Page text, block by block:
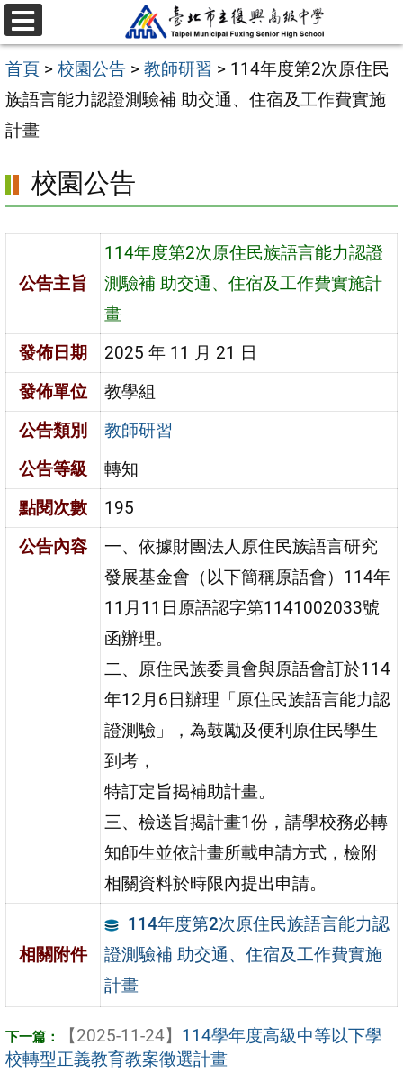
跳
至
主
要
內
區
選
單
首頁 > 校園公告 > 教師研習 > 114年度第2次原住民
族語言能力認證測驗補 助交通、住宿及工作費實施
計畫
校園公告
公告主旨
114年度第2次原住民族語言能力認證
測驗補 助交通、住宿及工作費實施計
畫
發佈日期
2025 年 11 月 21 日
發佈單位
教學組
公告類別
教師研習
公告等級
轉知
點閱次數
195
公告內容
一、依據財團法人原住民族語言研究
發展基金會（以下簡稱原語會）114年
11月11日原語認字第1141002033號
函辦理。
二、原住民族委員會與原語會訂於114
年12月6日辦理「原住民族語言能力認
證測驗」，為鼓勵及便利原住民學生
到考，
特訂定旨揭補助計畫。
三、檢送旨揭計畫1份，請學校務必轉
知師生並依計畫所載申請方式，檢附
相關資料於時限內提出申請。
相關附件
114年度第2次原住民族語言能力認
證測驗補 助交通、住宿及工作費實施
計畫
【2025-11-24】 114學年度高級中等以下學
校轉型正義教育教案徵選計畫